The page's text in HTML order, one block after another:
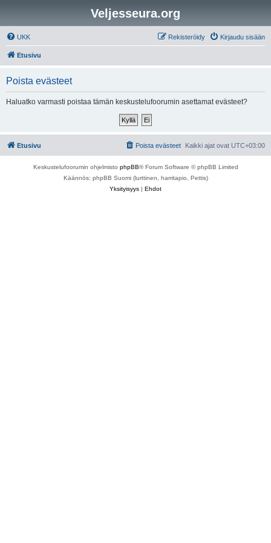
Veljesseura.org
UKK Kirjaudu sisään
Rekisteröidy
Etusivu
Poista evästeet
Haluatko varmasti poistaa tämän keskustelufoorumin asettamat evästeet?
Etusivu Kaikki ajat ovat UTC+03:00
Poista evästeet
Keskustelufoorumin ohjelmisto phpBB® Forum Software © phpBB Limited
Käännös: phpBB Suomi (lurttinen, harritapio, Pettis)
Yksityisyys | Ehdot